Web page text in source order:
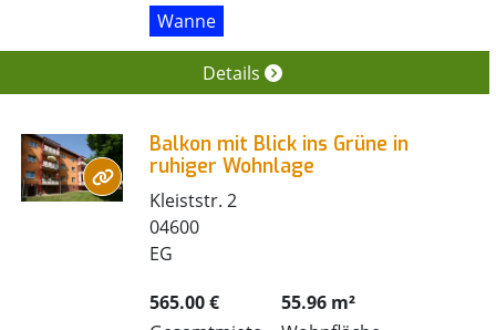
Wanne
Details
Balkon mit Blick ins Grüne in
ruhiger Wohnlage
Kleiststr. 2
04600
EG
565.00 €
55.96 m²